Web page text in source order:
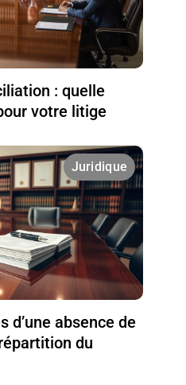
: quelle
votre litige
Juridique
d’une absence de
du